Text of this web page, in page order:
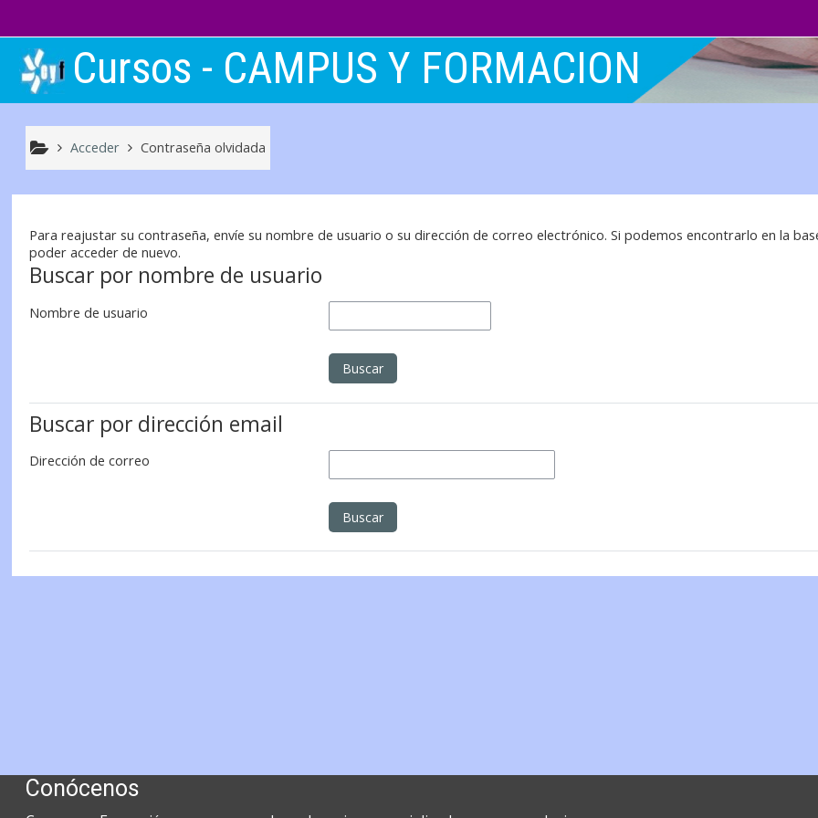
Cursos - CAMPUS Y FORMACION
Acceder Contraseña olvidada
Para reajustar su contraseña, envíe su nombre de usuario o su dirección de correo electrónico. Si podemos encontrarlo en la
poder acceder de nuevo.
Buscar por nombre de usuario
Nombre de usuario
Buscar por dirección email
Dirección de correo
Conócenos